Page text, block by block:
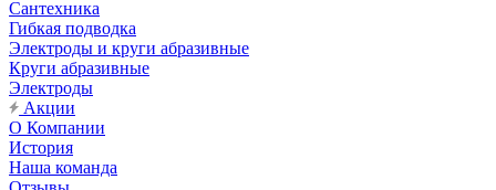
Сантехника
Гибкая подводка
Электроды и круги абразивные
Круги абразивные
Электроды
Акции
О Компании
История
Наша команда